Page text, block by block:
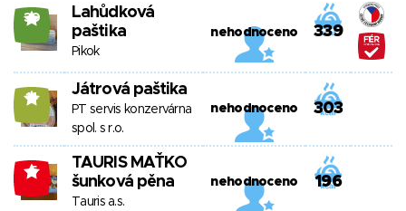
30
Lahůdková
paštika
Pikok
nehodnoceno 339
14 Játrová paštika
PT servis konzervárna
spol. s r.o.
nehodnoceno 303
-5
TAURIS MAŤKO
šunková pěna
Tauris a.s.
nehodnoceno 196